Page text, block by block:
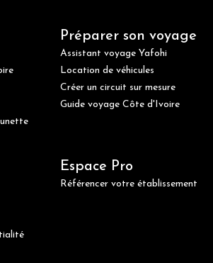
Préparer son voyage
Assistant voyage Yafohi
Location de véhicules
Créer un circuit sur mesure
Guide voyage Côte d'Ivoire
Espace Pro
Référencer votre établissement